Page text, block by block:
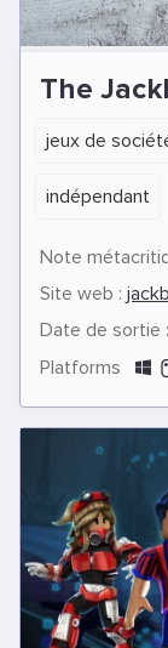
The
jeux de
indépendant
Note
Site web :
Date de sortie :
Platforms